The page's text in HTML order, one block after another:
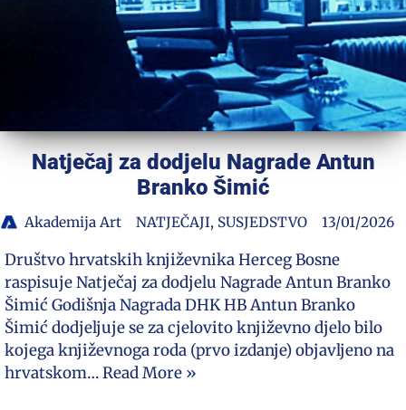
Natječaj za dodjelu Nagrade Antun
Branko Šimić
Akademija Art NATJEČAJI, SUSJEDSTVO 13/01/2026
Društvo hrvatskih književnika Herceg Bosne
raspisuje Natječaj za dodjelu Nagrade Antun Branko
Šimić Godišnja Nagrada DHK HB Antun Branko
Šimić dodjeljuje se za cjelovito književno djelo bilo
kojega književnoga roda (prvo izdanje) objavljeno na
hrvatskom…Read More »